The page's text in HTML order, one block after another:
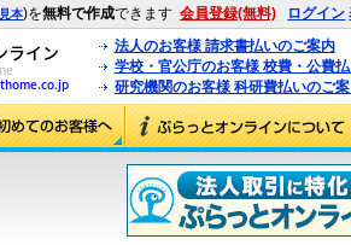
見本)を無料で作成できます 会員登録(無料) ログイン
法人のお客様 請求書払いのご案内
学校・官公庁のお客様 校費・公費
研究機関のお客様 科研費払いのご